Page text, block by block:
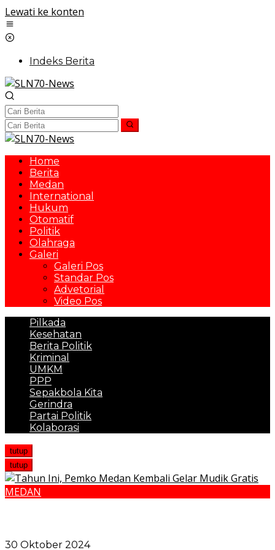
Lewati ke konten
Indeks Berita
Home
Berita
Medan
International
Hukum
Otomatif
Politik
Olahraga
Galeri
Galeri Pos
Standar Pos
Advetorial
Video Pos
Pilkada
Kesehatan
Berita Politik
Kriminal
UMKM
PPP
Sepakbola Kita
Gerindra
Partai Politik
Kolaborasi
tutup
tutup
MEDAN
30 Oktober 2024